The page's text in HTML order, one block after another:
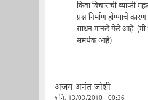
किंवा विचांराची व्याप्ती
प्रश्न निर्माण होण्याचे
साधन मानले गेले आहे. (मी
समर्थक आहे)
अजय अनंत जोशी
शनि, 13/03/2010 - 00:36